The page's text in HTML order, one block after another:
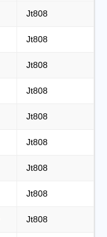
Jt808
Jt808
Jt808
Jt808
Jt808
Jt808
Jt808
Jt808
Jt808